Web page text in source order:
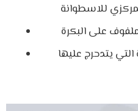
يتدحرج عليها